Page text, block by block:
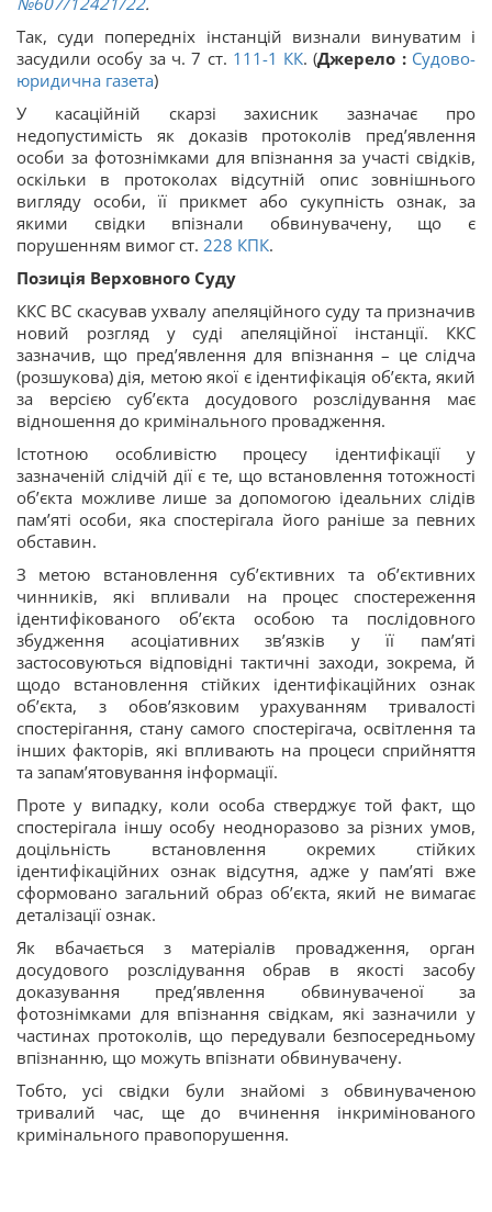
Так, суди попередніх інстанцій визнали винуватим і
засудили особу за ч. 7 ст. 111-1 КК. (Джерело : Судово-
юридична газета)
У касаційній скарзі захисник зазначає про
недопустимість як доказів протоколів пред’явлення
особи за фотознімками для впізнання за участі свідків,
оскільки в протоколах відсутній опис зовнішнього
вигляду особи, її прикмет або сукупність ознак, за
якими свідки впізнали обвинувачену, що є
порушенням вимог ст. 228 КПК.
Позиція Верховного Суду
ККС ВС скасував ухвалу апеляційного суду та призначив
новий розгляд у суді апеляційної інстанції. ККС
зазначив, що пред’явлення для впізнання – це слідча
(розшукова) дія, метою якої є ідентифікація об’єкта, який
за версією суб’єкта досудового розслідування має
відношення до кримінального провадження.
Істотною особливістю процесу ідентифікації у
зазначеній слідчій дії є те, що встановлення тотожності
об’єкта можливе лише за допомогою ідеальних слідів
пам’яті особи, яка спостерігала його раніше за певних
обставин.
З метою встановлення суб’єктивних та об’єктивних
чинників, які впливали на процес спостереження
ідентифікованого об’єкта особою та послідовного
збудження асоціативних зв’язків у її пам’яті
застосовуються відповідні тактичні заходи, зокрема, й
щодо встановлення стійких ідентифікаційних ознак
об’єкта, з обов’язковим урахуванням тривалості
спостерігання, стану самого спостерігача, освітлення та
інших факторів, які впливають на процеси сприйняття
та запам’ятовування інформації.
Проте у випадку, коли особа стверджує той факт, що
спостерігала іншу особу неодноразово за різних умов,
доцільність встановлення окремих стійких
ідентифікаційних ознак відсутня, адже у пам’яті вже
сформовано загальний образ об’єкта, який не вимагає
деталізації ознак.
Як вбачається з матеріалів провадження, орган
досудового розслідування обрав в якості засобу
доказування пред’явлення обвинуваченої за
фотознімками для впізнання свідкам, які зазначили у
частинах протоколів, що передували безпосередньому
впізнанню, що можуть впізнати обвинувачену.
Тобто, усі свідки були знайомі з обвинуваченою
тривалий час, ще до вчинення інкримінованого
кримінального правопорушення.